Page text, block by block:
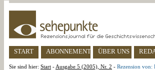
START ABONNEMENT ÜBER UNS
Sie sind hier: Start - Ausgabe 5 (2005), Nr. 2 - Rezension von: